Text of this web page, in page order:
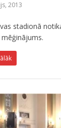
2013
stadionā
mēģinājums.